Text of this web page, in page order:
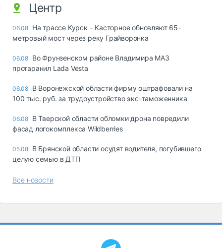
Центр
06.08 На трассе Курск – Касторное обновляют 65-
метровый мост через реку Грайворонка
06.08 Во Фрунзенском районе Владимира МАЗ
протаранил Lada Vesta
06.08 В Воронежской области фирму оштрафовали на
100 тыс. руб. за трудоустройство экс-таможенника
06.08 В Тверской области обломки дрона повредили
фасад логокомплекса Wildberries
05.08 В Брянской области осудят водителя, погубившего
целую семью в ДТП
Все новости